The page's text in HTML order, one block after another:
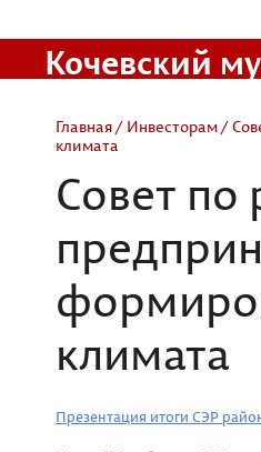
Кочевский
Главная/ Инвесторам/
климата
Совет по
климата
Презентация итоги СЭР